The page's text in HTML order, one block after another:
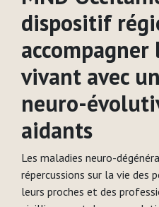
dispositif
accompagner
vivant avec
neuro-
aidants
Les maladies neuro-
répercussions sur la vie des
leurs proches et des